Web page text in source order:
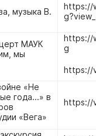
музыка В.
https://
МАУК
мы
https://
g
https://
«Не
года...» в
«Вега»
https://